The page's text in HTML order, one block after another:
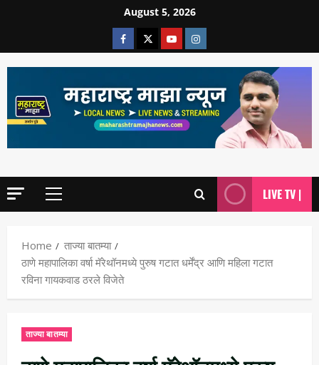
August 5, 2026
LIVE TV |
Home
ताज्या बातम्या
ठाणे महापालिका वर्षा मॅरेथॉनमध्ये पुरुष गटात धर्मेंद्र आणि महिला गटात
रविना गायकवाड ठरले विजेते
ताज्या बातम्या